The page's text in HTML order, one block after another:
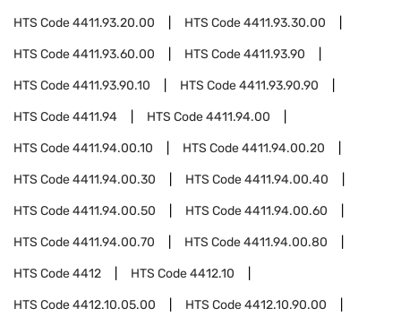
HTS Code4411.93.20.00 HTS Code4411.93.30.00
HTS Code4411.93.60.00 HTS Code4411.93.90
HTS Code4411.93.90.10 HTS Code4411.93.90.90
HTS Code4411.94 HTS Code4411.94.00
HTS Code4411.94.00.10 HTS Code4411.94.00.20
HTS Code4411.94.00.30 HTS Code4411.94.00.40
HTS Code4411.94.00.50 HTS Code4411.94.00.60
HTS Code4411.94.00.70 HTS Code4411.94.00.80
HTS Code4412 HTS Code4412.10
HTS Code4412.10.05.00 HTS Code4412.10.90.00